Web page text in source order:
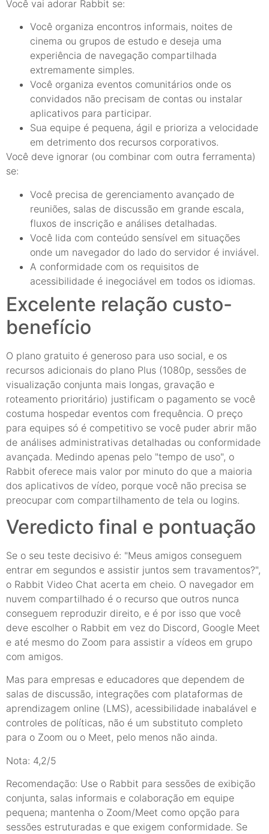
Você vai adorar Rabbit se:
Você organiza encontros informais, noites de
cinema ou grupos de estudo e deseja uma
experiência de navegação compartilhada
extremamente simples.
Você organiza eventos comunitários onde os
convidados não precisam de contas ou instalar
aplicativos para participar.
Sua equipe é pequena, ágil e prioriza a velocidade
em detrimento dos recursos corporativos.
Você deve ignorar (ou combinar com outra ferramenta)
se:
Você precisa de gerenciamento avançado de
reuniões, salas de discussão em grande escala,
fluxos de inscrição e análises detalhadas.
Você lida com conteúdo sensível em situações
onde um navegador do lado do servidor é inviável.
A conformidade com os requisitos de
acessibilidade é inegociável em todos os idiomas.
Excelente relação custo-
benefício
O plano gratuito é generoso para uso social, e os
recursos adicionais do plano Plus (1080p, sessões de
visualização conjunta mais longas, gravação e
roteamento prioritário) justificam o pagamento se você
costuma hospedar eventos com frequência. O preço
para equipes só é competitivo se você puder abrir mão
de análises administrativas detalhadas ou conformidade
avançada. Medindo apenas pelo "tempo de uso", o
Rabbit oferece mais valor por minuto do que a maioria
dos aplicativos de vídeo, porque você não precisa se
preocupar com compartilhamento de tela ou logins.
Veredicto final e pontuação
Se o seu teste decisivo é: "Meus amigos conseguem
entrar em segundos e assistir juntos sem travamentos?",
o Rabbit Video Chat acerta em cheio. O navegador em
nuvem compartilhado é o recurso que outros nunca
conseguem reproduzir direito, e é por isso que você
deve escolher o Rabbit em vez do Discord, Google Meet
e até mesmo do Zoom para assistir a vídeos em grupo
com amigos.
Mas para empresas e educadores que dependem de
salas de discussão, integrações com plataformas de
aprendizagem online (LMS), acessibilidade inabalável e
controles de políticas, não é um substituto completo
para o Zoom ou o Meet, pelo menos não ainda.
Nota: 4,2/5
Recomendação: Use o Rabbit para sessões de exibição
conjunta, salas informais e colaboração em equipe
pequena; mantenha o Zoom/Meet como opção para
sessões estruturadas e que exigem conformidade. Se